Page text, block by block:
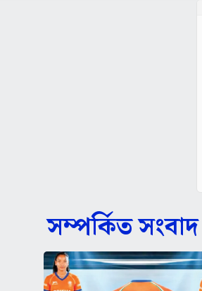
সম্পর্কিত সংবাদ